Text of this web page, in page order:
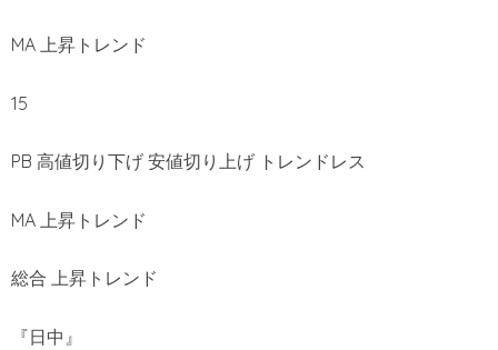
MA 上昇トレンド
15
PB 高値切り下げ 安値切り上げ トレンドレス
MA 上昇トレンド
総合 上昇トレンド
『日中』